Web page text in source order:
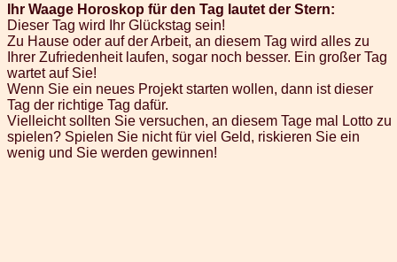
Ihr Waage Horoskop für den Tag lautet der Stern:
Dieser Tag wird Ihr Glückstag sein!
Zu Hause oder auf der Arbeit, an diesem Tag wird alles zu
Ihrer Zufriedenheit laufen, sogar noch besser. Ein großer Tag
wartet auf Sie!
Wenn Sie ein neues Projekt starten wollen, dann ist dieser
Tag der richtige Tag dafür.
Vielleicht sollten Sie versuchen, an diesem Tage mal Lotto zu
spielen? Spielen Sie nicht für viel Geld, riskieren Sie ein
wenig und Sie werden gewinnen!